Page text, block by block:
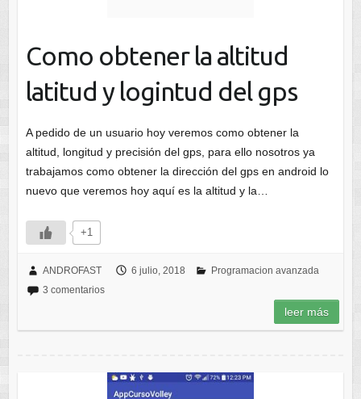
Como obtener la altitud
latitud y logintud del gps
A pedido de un usuario hoy veremos como obtener la
altitud, longitud y precisión del gps, para ello nosotros ya
trabajamos como obtener la dirección del gps en android lo
nuevo que veremos hoy aquí es la altitud y la…
+1
ANDROFAST 6 julio, 2018
Programacion avanzada
3 comentarios
leer más